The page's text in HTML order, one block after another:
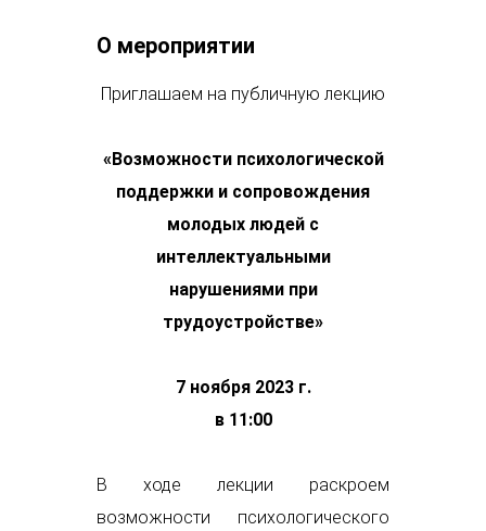
О мероприятии
Приглашаем на публичную лекцию
« Возможности психологической
поддержки и сопровождения
молодых людей с
интеллектуальными
нарушениями при
трудоустройстве»
7 ноября 2023 г.
в 11:00
В ходе лекции раскроем
возможности психологического